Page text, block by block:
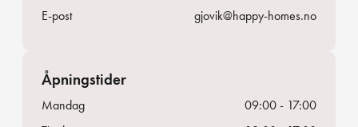
E-post
gjovik@happy-homes.no
Åpningstider
Mandag
09:00 - 17:00